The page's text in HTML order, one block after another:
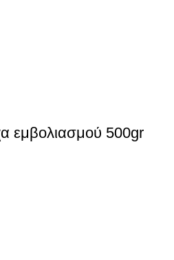
εμβολιασμού 500gr